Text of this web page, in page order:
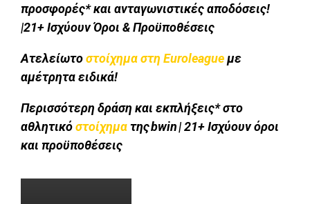
προσφορές* και ανταγωνιστικές αποδόσεις!
|21+ Ισχύουν Όροι & Προϋποθέσεις
Ατελείωτοστοίχημα στη Euroleagueμε
αμέτρητα ειδικά!
Περισσότερη δράση και εκπλήξεις* στο
αθλητικόστοίχηματης bwin | 21+ Ισχύουν όροι
και προϋποθέσεις